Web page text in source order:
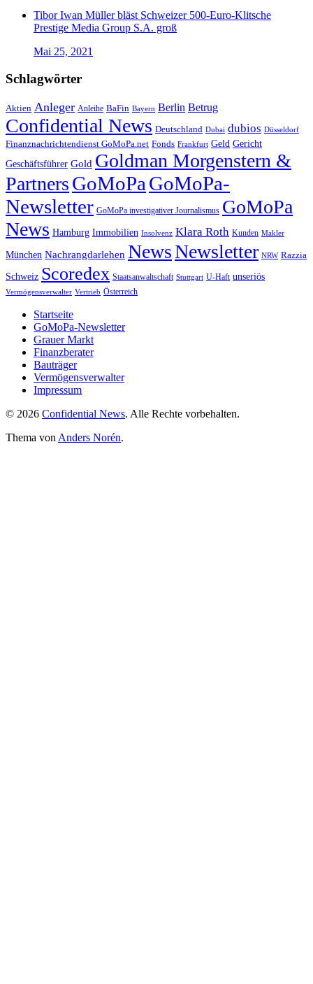
Tibor Iwan Müller bläst Schweizer 500-Euro-Klitsche
Prestige Media Group S.A. groß
Mai 25, 2021
Schlagwörter
Aktien Anleger Anleihe BaFin Bayern Berlin Betrug
Confidential News Deutschland Dubai dubios Düsseldorf
Finanznachrichtendienst GoMoPa.net Fonds Frankfurt Geld Gericht
Geschäftsführer Gold Goldman Morgenstern &
PartnersGoMoPa GoMoPa-
Newsletter GoMoPa investigativer Journalismus GoMoPa
News Hamburg Immobilien Insolvenz Klara Roth Kunden Makler
München Nachrangdarlehen NewsNewsletter NRW Razzia
Schweiz Scoredex Staatsanwaltschaft Stuttgart U-Haft unseriös
Vermögensverwalter Vertrieb Österreich
Startseite
GoMoPa-Newsletter
Grauer Markt
Finanzberater
Bauträger
Vermögensverwalter
Impressum
© 2026 Confidential News. Alle Rechte vorbehalten.
Thema von Anders Norén.